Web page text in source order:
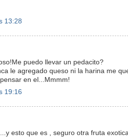
13:28
puedo llevar un pedacito?
le agregado queso ni la harina me
en el...Mmmm!
19:16
esto que es , seguro otra fruta